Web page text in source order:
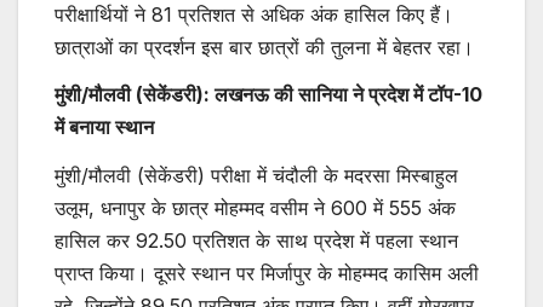
परीक्षार्थियों ने 81 प्रतिशत से अधिक अंक हासिल किए हैं।
छात्राओं का प्रदर्शन इस बार छात्रों की तुलना में बेहतर रहा।
मुंशी/मौलवी (सेकेंडरी): लखनऊ की सानिया ने प्रदेश में टॉप-10
में बनाया स्थान
मुंशी/मौलवी (सेकेंडरी) परीक्षा में चंदौली के मदरसा मिस्बाहुल
उलूम, धनापुर के छात्र मोहम्मद वसीम ने 600 में 555 अंक
हासिल कर 92.50 प्रतिशत के साथ प्रदेश में पहला स्थान
प्राप्त किया। दूसरे स्थान पर मिर्जापुर के मोहम्मद कासिम अली